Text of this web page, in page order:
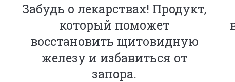
Забудь о лекарствах! Продукт,
который поможет
восстановить щитовидную
железу и избавиться от
запора.